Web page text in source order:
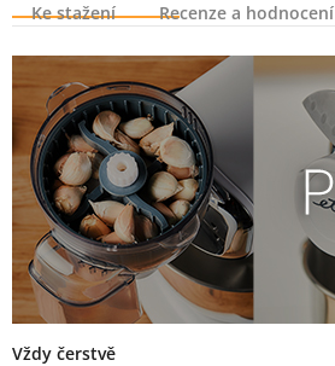
Ke stažení
Recenze a hodnocení
Popis produktu
Vždy čerstvě